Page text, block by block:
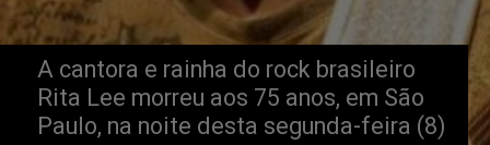
A cantora e rainha do rock brasileiro
Rita Lee morreu aos 75 anos, em São
Paulo, na noite desta segunda-feira (8)